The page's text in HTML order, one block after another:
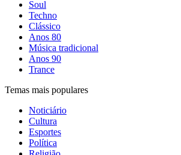
Soul
Techno
Clássico
Anos 80
Música tradicional
Anos 90
Trance
Temas mais populares
Noticiário
Cultura
Esportes
Política